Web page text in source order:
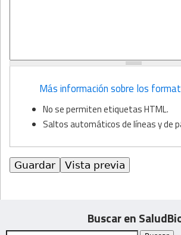
Más información sobre los
No se permiten etiquetas HTML.
Saltos automáticos de líneas y de
Buscar en